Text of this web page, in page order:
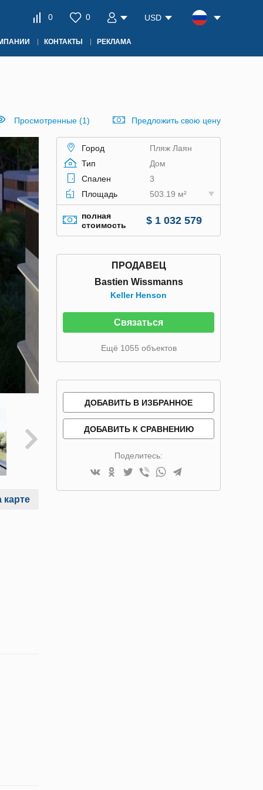
0 0 USD
КОНТАКТЫ РЕКЛАМА
Просмотренные (1) Предложить свою цену
карте
Город
Пляж Лаян
Тип
Дом
Спален
3
Площадь
503.19 м²
полная
стоимость
$ 1 032 579
ПРОДАВЕЦ
Bastien Wissmanns
Keller Henson
Связаться
Ещё 1055 объектов
ДОБАВИТЬ В ИЗБРАННОЕ
ДОБАВИТЬ К СРАВНЕНИЮ
Поделитесь: